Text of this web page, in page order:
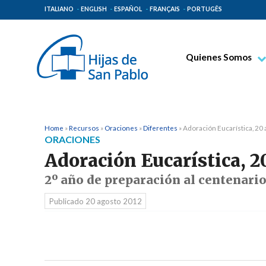
ITALIANO ENGLISH ESPAÑOL FRANÇAIS PORTUGÊS
Quienes Somos
Lugares de Origen
Gobierno General
Home »Recursos » Oraciones »Diferentes »Adoración Eucarística, 20
ORACIONES
Adoración Eucarística,
2º año de preparación al
Publicado 20 agosto 2012